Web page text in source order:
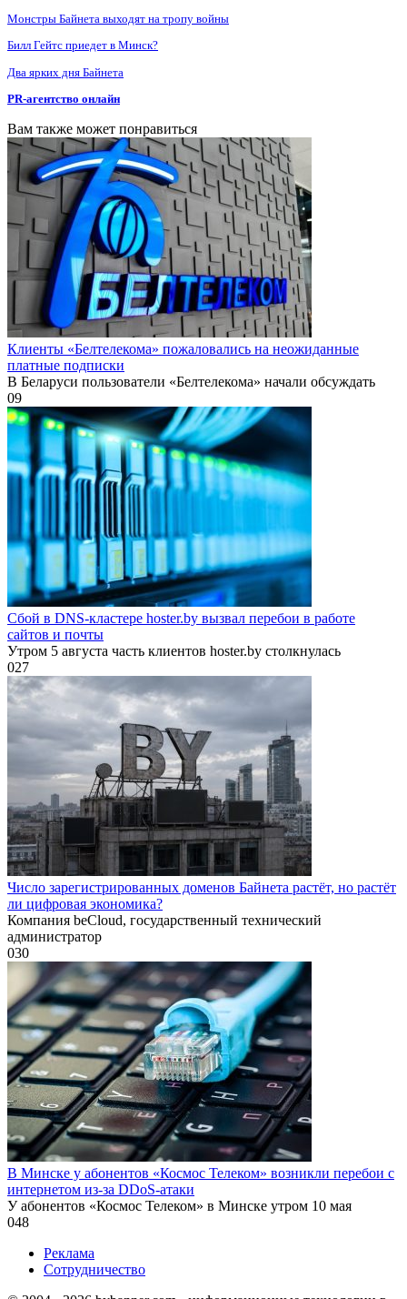
Монстры Байнета выходят на тропу войны
Билл Гейтс приедет в Минск?
Два ярких дня Байнета
PR-агентство онлайн
Вам также может понравиться
Клиенты «Белтелекома» пожаловались на неожиданные
платные подписки
В Беларуси пользователи «Белтелекома» начали обсуждать
09
Сбой в DNS-кластере hoster.by вызвал перебои в работе
сайтов и почты
Утром 5 августа часть клиентов hoster.by столкнулась
027
Число зарегистрированных доменов Байнета растёт, но растёт
ли цифровая экономика?
Компания beCloud, государственный технический
администратор
030
В Минске у абонентов «Космос Телеком» возникли перебои с
интернетом из-за DDoS-атаки
У абонентов «Космос Телеком» в Минске утром 10 мая
048
Реклама
Сотрудничество